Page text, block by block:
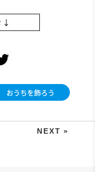
↓
おうちを飾ろう
、写真に撮って飾る